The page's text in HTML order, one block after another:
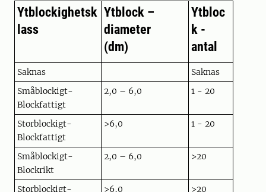
Ytblockighetsk
lass
Ytblock –
diameter
(dm)
Ytbloc
k -
antal
Saknas
Saknas
Småblockigt-
Blockfattigt
2,0 – 6,0 1 - 20
Storblockigt-
Blockfattigt
>6,0 1 - 20
Småblockigt-
Blockrikt
2,0 – 6,0 >20
Storblockigt- >6,0 >20